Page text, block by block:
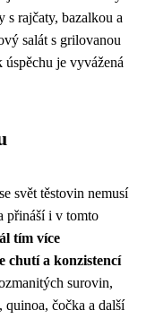
s rajčaty, bazalkou a
salát s grilovanou
je vyvážená
svět těstovin nemusí
přináší i v tomto
tím více
chutí a konzistencí
surovin,
čočka a další